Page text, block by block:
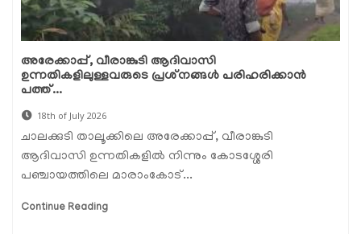
അരേക്കാപ്പ്, വീരാങ്കുടി ആദിവാസി
ഉന്നതികളിലുള്ളവരുടെ പ്രശ്‌നങ്ങൾ പരിഹരിക്കാൻ
പത്ത്...
18th of July 2026
ചാലക്കുടി താലൂക്കിലെ അരേക്കാപ്പ്, വീരാങ്കുടി
ആദിവാസി ഉന്നതികളിൽ നിന്നും കോടശ്ശേരി
പഞ്ചായത്തിലെ മാരാംകോട്...
Continue Reading